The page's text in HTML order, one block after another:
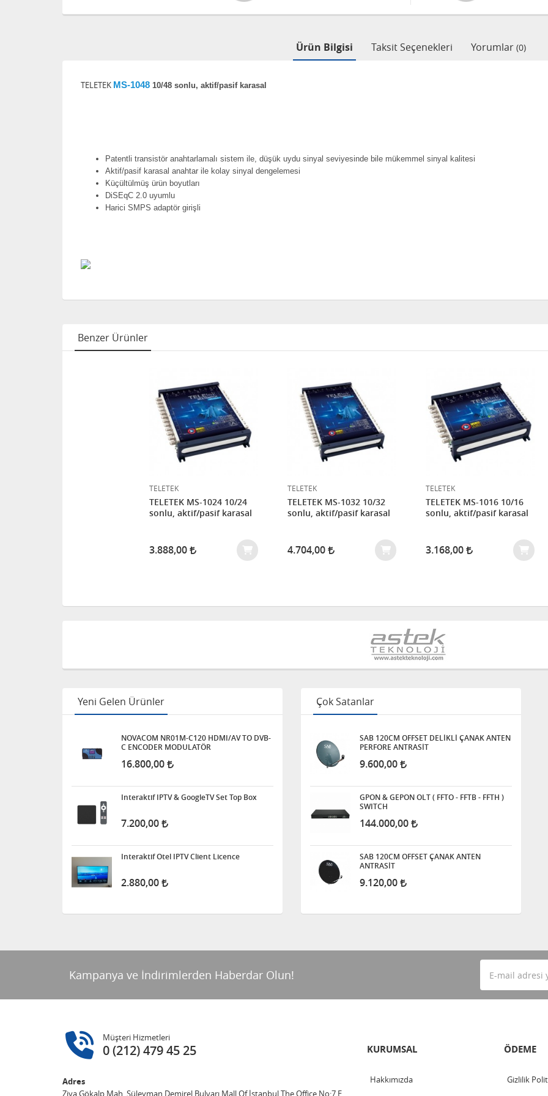
Ürün Bilgisi Taksit Seçenekleri Yorumlar (0)
TELETEK MS-1048 10/48 sonlu, aktif/pasif karasal
Patentli transistör anahtarlamalı sistem ile, düşük uydu sinyal seviyesinde bile mükemmel sinyal kalitesi
Aktif/pasif karasal anahtar ile kolay sinyal dengelemesi
Küçültülmüş ürün boyutları
DiSEqC 2.0 uyumlu
Harici SMPS adaptör girişli
Benzer Ürünler
TELETEK
TELETEK MS-1024 10/24
sonlu, aktif/pasif karasal
3.888,00
TELETEK
TELETEK MS-1032 10/32
sonlu, aktif/pasif karasal
4.704,00
TELETEK
TELETEK MS-1016 10/16
sonlu, aktif/pasif karasal
3.168,00
Yeni Gelen Ürünler
NOVACOM NR01M-C120 HDMI/AV TO DVB-
C ENCODER MODULATÖR
16.800,00
Interaktif IPTV & GoogleTV Set Top Box
7.200,00
Interaktif Otel IPTV Client Licence
2.880,00
Çok Satanlar
SAB 120CM OFFSET DELİKLİ ÇANAK ANTEN
PERFORE ANTRASİT
9.600,00
GPON & GEPON OLT ( FFTO - FFTB - FFTH )
SWITCH
144.000,00
SAB 120CM OFFSET ÇANAK ANTEN
ANTRASİT
9.120,00
Kampanya ve İndirimlerden Haberdar Olun!
Müşteri Hizmetleri
0 (212) 479 45 25
Adres
Ziya Gökalp Mah. Süleyman Demirel Bulvarı Mall Of İstanbul The Office No:7 E
KURUMSAL
Hakkımızda
ÖDEME
Gizlilik